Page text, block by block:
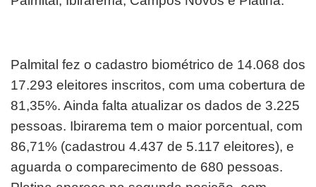
Palmital fez o cadastro biométrico de 14.068 dos
17.293 eleitores inscritos, com uma cobertura de
81,35%. Ainda falta atualizar os dados de 3.225
pessoas. Ibirarema tem o maior porcentual, com
86,71% (cadastrou 4.437 de 5.117 eleitores), e
aguarda o comparecimento de 680 pessoas.